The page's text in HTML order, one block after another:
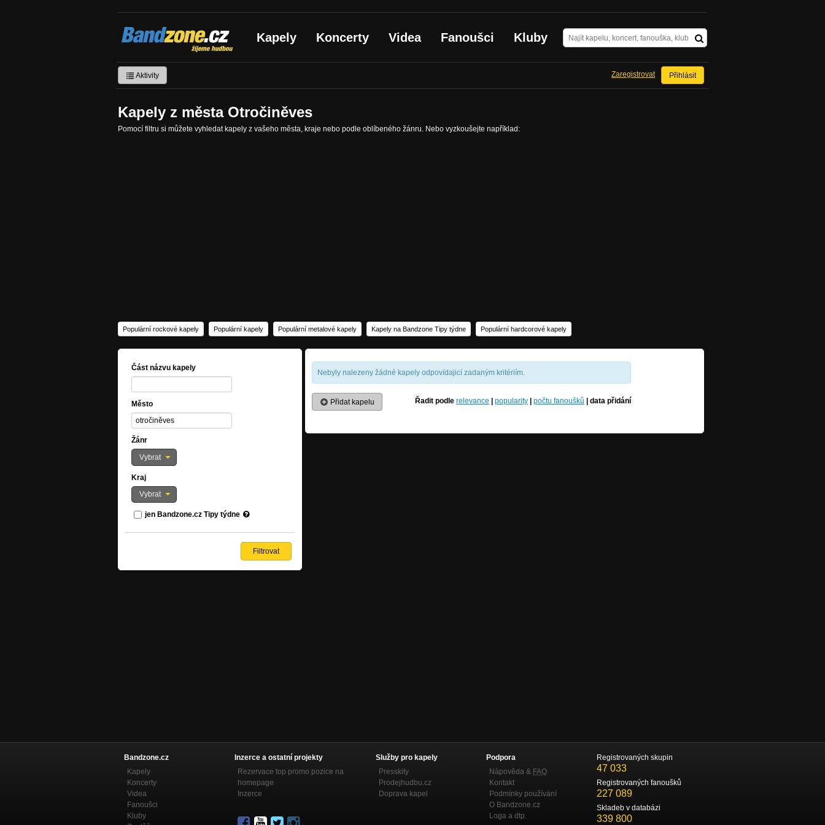
Bandzone.cz
žijeme hudbou Kapely Koncerty Videa Fanoušci Kluby
Aktivity Přihlásit
Zaregistrovat
Kapely z města Otročiněves
Pomocí filtru si můžete vyhledat kapely z vašeho města, kraje nebo podle oblíbeného žánru. Nebo vyzkoušejte například:
Populární rockové kapely Populární kapely Populární metalové kapely Kapely na Bandzone Tipy týdne Populární hardcorové kapely
Část názvu kapely
Město
Žánr
Vybrat
Kraj
Vybrat
jen Bandzone.cz Tipy týdne
Nebyly nalezeny žádné kapely odpovídajicí zadaným kritériím.
Přidat kapelu Řadit podle relevance popularity počtu fanoušků data přidání
Bandzone.cz
Kapely
Koncerty
Videa
Fanoušci
Kluby
Inzerce a ostatní projekty
Rezervace top promo pozice na
homepage
Inzerce
Služby pro kapely
Presskity
Prodejhudbu.cz
Doprava kapel
Podpora
Nápověda & FAQ
Kontakt
Podmínky používání
O Bandzone.cz
Loga a dtp.
Registrovaných skupin
47 033
Registrovaných fanoušků
227 089
Skladeb v databázi
339 800